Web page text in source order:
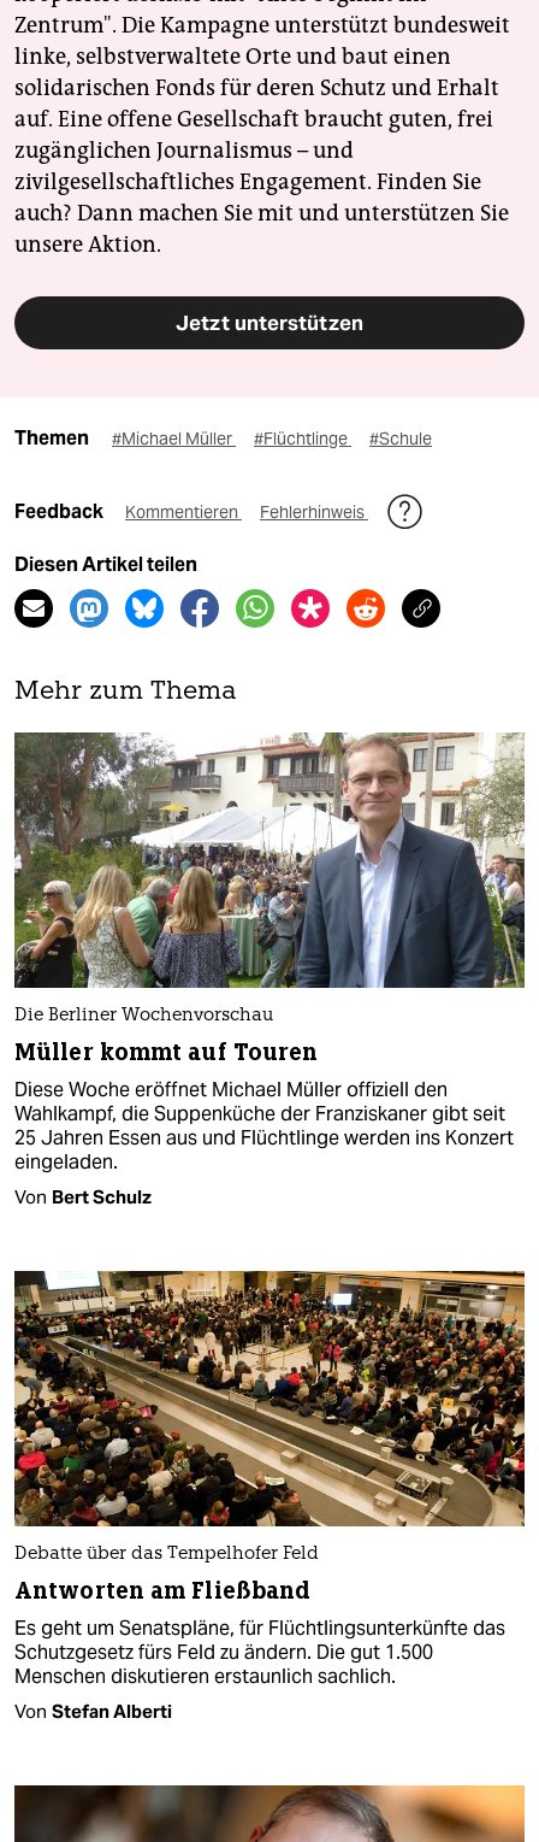
Zentrum". Die Kampagne unterstützt bundesweit
linke, selbstverwaltete Orte und baut einen
solidarischen Fonds für deren Schutz und Erhalt
auf. Eine offene Gesellschaft braucht guten, frei
zugänglichen Journalismus – und
zivilgesellschaftliches Engagement. Finden Sie
auch? Dann machen Sie mit und unterstützen Sie
unsere Aktion.
Jetzt unterstützen
Themen #Michael Müller #Flüchtlinge #Schule
Feedback Kommentieren Fehlerhinweis
Diesen Artikel teilen
Mehr zum Thema
Die Berliner Wochenvorschau
Müller kommt auf Touren
Diese Woche eröffnet Michael Müller offiziell den
Wahlkampf, die Suppenküche der Franziskaner gibt seit
25 Jahren Essen aus und Flüchtlinge werden ins Konzert
eingeladen.
Von Bert Schulz
Debatte über das Tempelhofer Feld
Antworten am Fließband
Es geht um Senatspläne, für Flüchtlingsunterkünfte das
Schutzgesetz fürs Feld zu ändern. Die gut 1.500
Menschen diskutieren erstaunlich sachlich.
Von Stefan Alberti